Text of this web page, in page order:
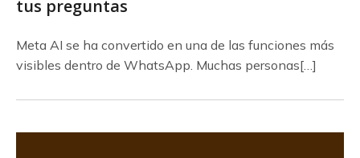
tus preguntas
Meta AI se ha convertido en una de las funciones más
visibles dentro de WhatsApp. Muchas personas[…]